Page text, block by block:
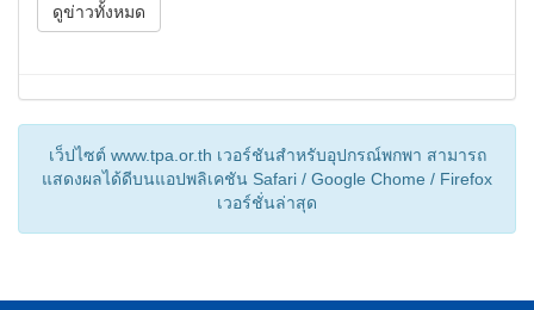
ดูข่าวทั้งหมด
เว็ปไซต์ www.tpa.or.th เวอร์ชันสำหรับอุปกรณ์พกพา สามารถ
แสดงผลได้ดีบนแอปพลิเคชัน Safari / Google Chome / Firefox
เวอร์ชั่นล่าสุด